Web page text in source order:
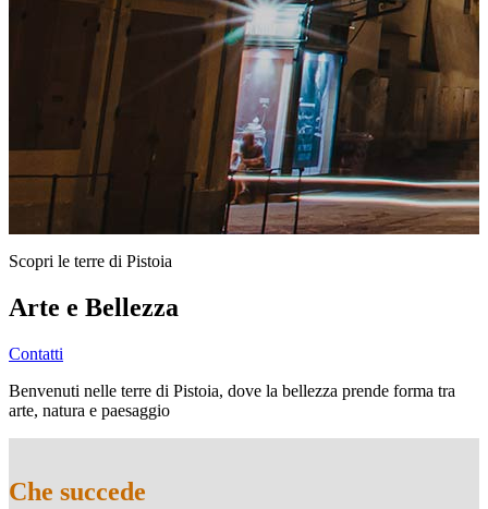
Scopri le terre di Pistoia
Arte e Bellezza
Contatti
Benvenuti nelle terre di Pistoia, dove la bellezza prende forma tra
arte, natura e paesaggio
Che succede